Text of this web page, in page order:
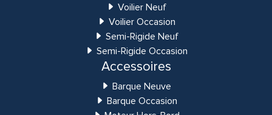
Voilier Neuf
Voilier Occasion
Semi-Rigide Neuf
Semi-Rigide Occasion
Accessoires
Barque Neuve
Barque Occasion